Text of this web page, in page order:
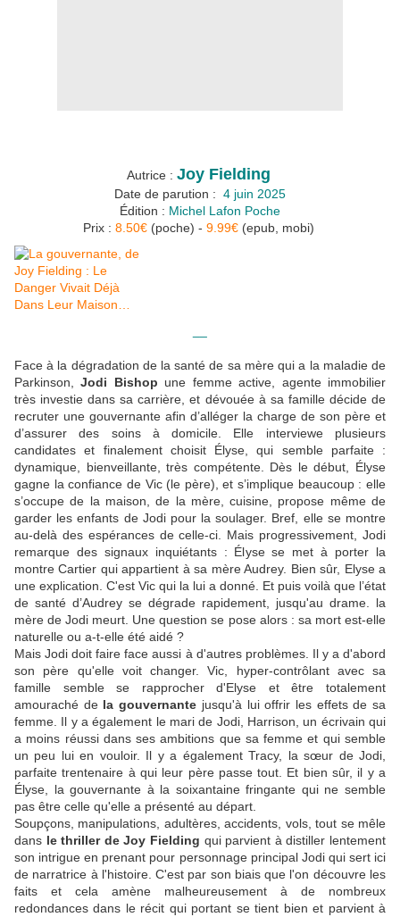
Autrice : Joy Fielding
Date de parution : 4 juin 2025
Édition : Michel Lafon Poche
Prix : 8.50€(poche) - 9.99€ (epub, mobi)
Face à la dégradation de la santé de sa mère qui a la maladie de
Parkinson,
Jodi Bishop une femme active, agente immobilier
très investie dans sa carrière, et dévouée à sa famille décide de
recruter une gouvernante afin d’alléger la charge de son père et
d’assurer des soins à domicile. Elle interviewe plusieurs
candidates et finalement choisit Élyse, qui semble parfaite :
dynamique, bienveillante, très compétente. Dès le début, Élyse
gagne la confiance de Vic (le père), et s’implique beaucoup : elle
s’occupe de la maison, de la mère, cuisine, propose même de
garder les enfants de Jodi pour la soulager. Bref, elle se montre
au-delà des espérances de celle-ci. Mais progressivement, Jodi
remarque des signaux inquiétants : Élyse se met à porter la
montre Cartier qui appartient à sa mère Audrey. Bien sûr, Elyse a
une explication. C'est Vic qui la lui a donné. Et puis voilà que l’état
de santé d’Audrey se dégrade rapidement, jusqu'au drame. la
mère de Jodi meurt. Une question se pose alors : sa mort est-elle
naturelle ou a-t-elle été aidé ?
Mais Jodi doit faire face aussi à d'autres problèmes. Il y a d'abord
son père qu'elle voit changer. Vic, hyper-contrôlant avec sa
famille semble se rapprocher d'Elyse et être totalement
amouraché de la gouvernante jusqu'à lui offrir les effets de sa
femme. Il y a également le mari de Jodi, Harrison, un écrivain qui
a moins réussi dans ses ambitions que sa femme et qui semble
un peu lui en vouloir. Il y a également Tracy, la sœur de Jodi,
parfaite trentenaire à qui leur père passe tout. Et bien sûr, il y a
Élyse, la gouvernante à la soixantaine fringante qui ne semble
pas être celle qu'elle a présenté au départ.
Soupçons, manipulations, adultères, accidents, vols, tout se mêle
dans le thriller de Joy Fielding qui parvient à distiller lentement
son intrigue en prenant pour personnage principal Jodi qui sert ici
de narratrice à l'histoire. C'est par son biais que l'on découvre les
faits et cela amène malheureusement à de nombreux
redondances dans le récit qui portant se tient bien et parvient à